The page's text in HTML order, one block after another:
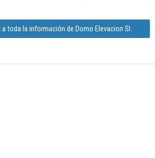
a toda la información de Domo Elevacion Sl.